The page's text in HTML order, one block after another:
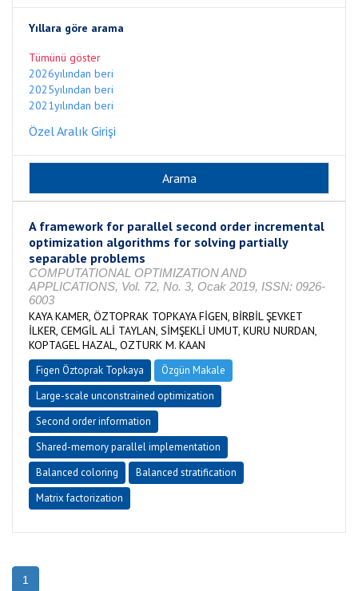
Yıllara göre arama
Tümünü göster
2026yılından beri
2025yılından beri
2021yılından beri
Özel Aralık Girişi
A framework for parallel second order incremental
optimization algorithms for solving partially
separable problems
COMPUTATIONAL OPTIMIZATION AND
APPLICATIONS, Vol. 72, No. 3, Ocak 2019, ISSN: 0926-
6003
KAYA KAMER, ÖZTOPRAK TOPKAYA FİGEN, BİRBİL ŞEVKET
İLKER, CEMGİL ALİ TAYLAN, SİMŞEKLİ UMUT, KURU NURDAN,
KOPTAGEL HAZAL, OZTURK M. KAAN
Figen Öztoprak Topkaya
Özgün Makale
Large-scale unconstrained optimization
Second order information
Shared-memory parallel implementation
Balanced coloring
Balanced stratification
Matrix factorization
1